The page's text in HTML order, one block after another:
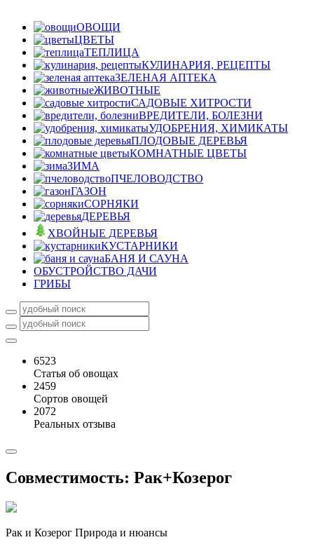
ОВОЩИ
ЦВЕТЫ
ТЕПЛИЦА
КУЛИНАРИЯ, РЕЦЕПТЫ
ЗЕЛЕНАЯ АПТЕКА
ЖИВОТНЫЕ
САДОВЫЕ ХИТРОСТИ
ВРЕДИТЕЛИ, БОЛЕЗНИ
УДОБРЕНИЯ, ХИМИКАТЫ
ПЛОДОВЫЕ ДЕРЕВЬЯ
КОМНАТНЫЕ ЦВЕТЫ
ЗИМА
ПЧЕЛОВОДСТВО
ГАЗОН
СОРНЯКИ
ДЕРЕВЬЯ
ХВОЙНЫЕ ДЕРЕВЬЯ
КУСТАРНИКИ
БАНЯ И САУНА
ОБУСТРОЙСТВО ДАЧИ
ГРИБЫ
6523
Статья об овощах
2459
Сортов овощей
2072
Реальных отзыва
Совместимость: Рак+Козерог
Рак и Козерог Природа и нюансы